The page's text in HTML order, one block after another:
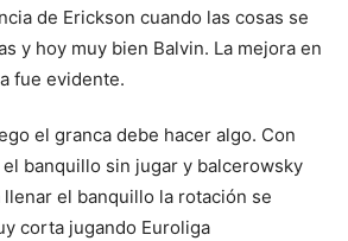
de Erickson cuando las cosas se
y hoy muy bien Balvin. La mejora en
fue evidente.
el granca debe hacer algo. Con
el banquillo sin jugar y balcerowsky
llenar el banquillo la rotación se
corta jugando Euroliga